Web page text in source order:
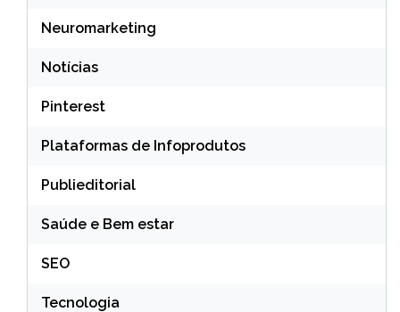
Neuromarketing
Notícias
Pinterest
Plataformas de Infoprodutos
Publieditorial
Saúde e Bem estar
SEO
Tecnologia